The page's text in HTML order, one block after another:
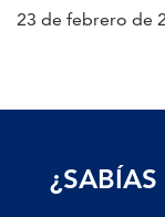
23 de febrero de